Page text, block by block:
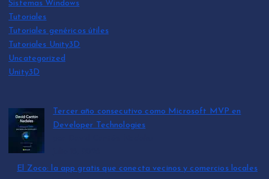
Sistemas Windows
Tutoriales
Tutoriales genéricos útiles
Tutoriales Unity3D
Uncategorized
Unity3D
Tercer año consecutivo como Microsoft MVP en
Developer Technologies
El Zoco: la app gratis que conecta vecinos y comercios locales